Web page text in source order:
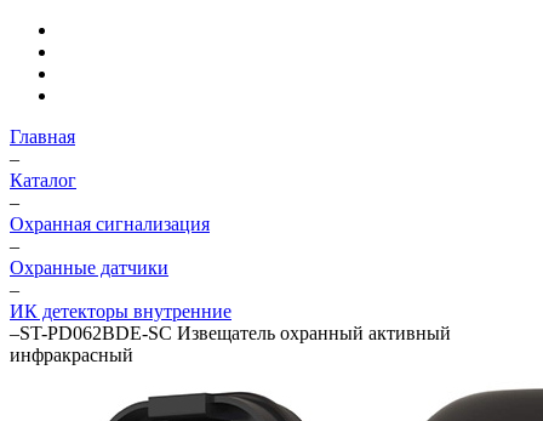
Главная
–
Каталог
–
Охранная сигнализация
–
Охранные датчики
–
ИК детекторы внутренние
–ST-PD062BDE-SC Извещатель охранный активный
инфракрасный